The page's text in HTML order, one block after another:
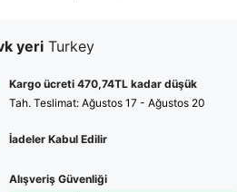
yeri Turkey
Kargo ücreti 470,74TL kadar düşük
Tah. Teslimat: Ağustos 17 - Ağustos 20
İadeler Kabul Edilir
Alışveriş Güvenliği